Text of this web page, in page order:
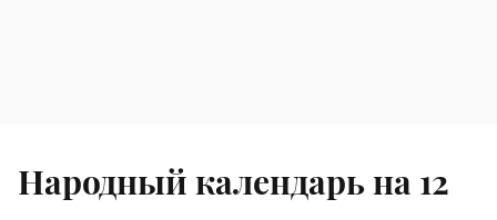
Народный календарь на 12